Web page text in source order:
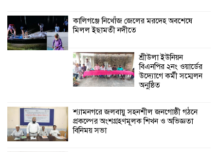
শ্যামনগরে বনবিভাগ ও সিএমসির সাথে
কালিগঞ্জে নিখোঁজ জেলের মরদেহ অবশেষে
মিলল ইছামতী নদীতে
শ্রীউলা ইউনিয়ন
বিএনপির ২নং ওয়ার্ডের
উদ্যোগে কর্মী সম্মেলন
অনুষ্ঠিত
শ্যামনগরে জলবায়ু সহনশীল জনগোষ্ঠী গঠনে
প্রকল্পের অংশগ্রহণমূলক শিখন ও অভিজ্ঞতা
বিনিময় সভা